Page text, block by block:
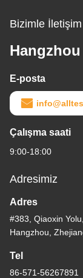
Bizimle İletişim
E-posta
Çalışma saati
9:00-18:00
Adresimiz
Adres
#383, Qiaoxin
Hangzhou,
Tel
86-571-56267891